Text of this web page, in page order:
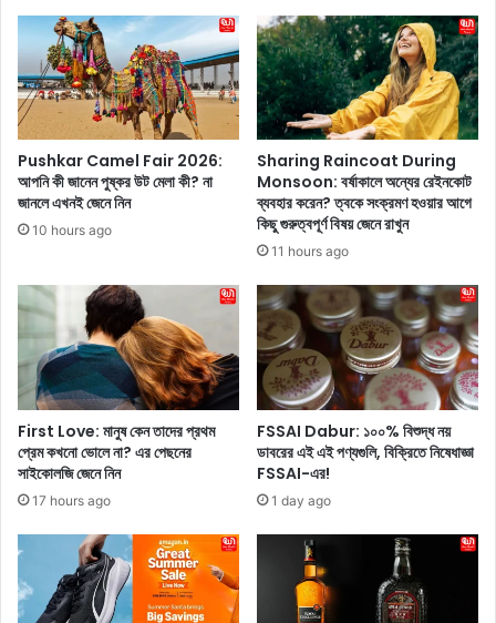
কা
র
প
রি
ব
র্তে
না
কে
জ্বা
লি
য়ে
ন্ন
ক
রে
ছে
ন
এ
এ
ক
0
2
4
:
বি
পি
তে
গ
লে
ন
কৃ
গ
রে
র
রা
নি
হু
য়া
Pushkar Camel Fair 2026:
আপনি কী জানেন পুষ্কর উট মেলা কী? না
জানলে এখনই জেনে নিন
10 hours ago
Sharing Raincoat During
Monsoon: বর্ষাকালে অন্যের রেইনকোট
ব্যবহার করেন? ত্বকে সংক্রমণ হওয়ার আগে
কিছু গুরুত্বপূর্ণ বিষয় জেনে রাখুন
11 hours ago
First Love: মানুষ কেন তাদের প্রথম
প্রেম কখনো ভোলে না? এর পেছনের
সাইকোলজি জেনে নিন
17 hours ago
FSSAI Dabur: ১০০% বিশুদ্ধ নয়
ডাবরের এই এই পণ্যগুলি, বিক্রিতে নিষেধাজ্ঞা
FSSAI-এর!
1 day ago